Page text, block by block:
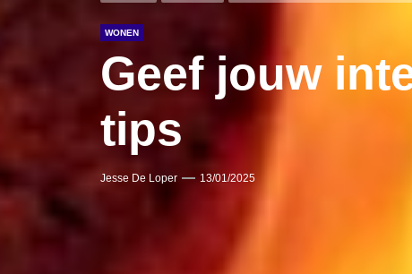
WONEN
Geef jouw
tips
Jesse De Loper 13/01/2025